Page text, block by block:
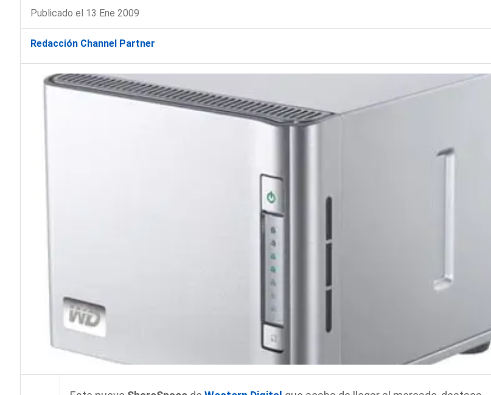
Publicado el 13 Ene 2009
Redacción Channel Partner